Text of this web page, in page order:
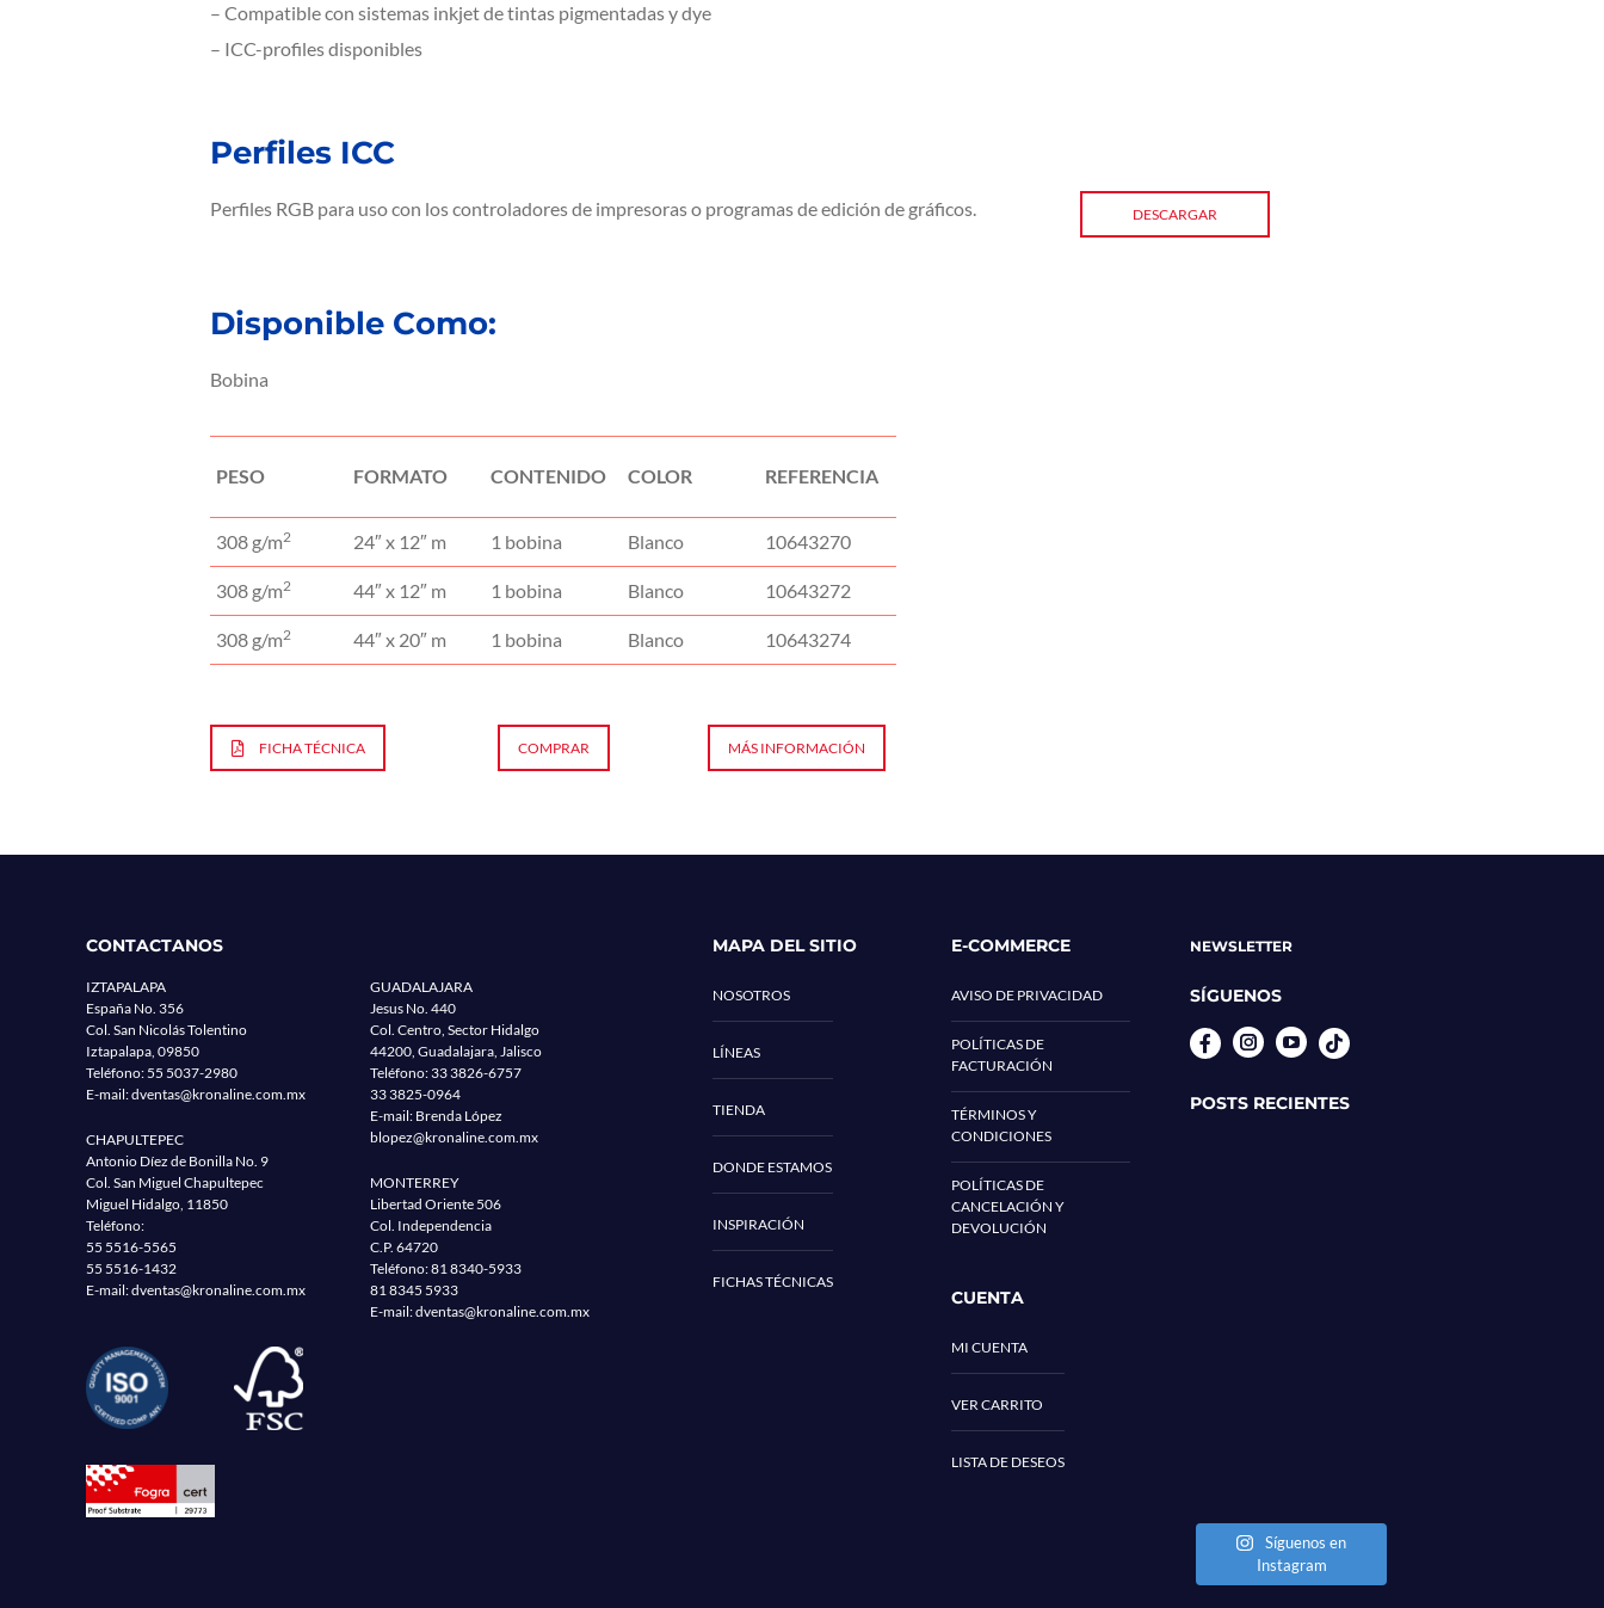
– Compatible con sistemas inkjet de tintas pigmentadas y dye
– ICC-profiles disponibles
Perfiles ICC
Perfiles RGB para uso con los controladores de impresoras o programas de edición de gráficos. DESCARGAR
Disponible Como:
Bobina
PESO FORMATO CONTENIDO COLOR REFERENCIA
308 g/m2 24″ x 12″ m 1 bobina Blanco 10643270
308 g/m2 44″ x 12″ m 1 bobina Blanco 10643272
308 g/m2 44″ x 20″ m 1 bobina Blanco 10643274
FICHA TÉCNICA COMPRAR MÁS INFORMACIÓN
CONTACTANOS
IZTAPALAPA
España No. 356
Col. San Nicolás Tolentino
Iztapalapa, 09850
Teléfono:55 5037-2980
E-mail:dventas@kronaline.com.mx
CHAPULTEPEC
Antonio Díez de Bonilla No. 9
Col. San Miguel Chapultepec
Miguel Hidalgo, 11850
Teléfono:
55 5516-5565
55 5516-1432
E-mail:dventas@kronaline.com.mx
GUADALAJARA
Jesus No. 440
Col. Centro, Sector Hidalgo
44200, Guadalajara, Jalisco
Teléfono: 33 3826-6757
33 3825-0964
E-mail: Brenda López
blopez@kronaline.com.mx
MONTERREY
Libertad Oriente 506
Col. Independencia
C.P. 64720
Teléfono:81 8340-5933
81 8345 5933
E-mail:dventas@kronaline.com.mx
MAPA DEL SITIO
NOSOTROS
LÍNEAS
TIENDA
DONDE ESTAMOS
INSPIRACIÓN
FICHAS TÉCNICAS
E-COMMERCE
AVISO DE PRIVACIDAD
POLÍTICAS DE
FACTURACIÓN
TÉRMINOS Y
CONDICIONES
POLÍTICAS DE
CANCELACIÓN Y
DEVOLUCIÓN
CUENTA
MI CUENTA
VER CARRITO
LISTA DE DESEOS
NEWSLETTER
SÍGUENOS
InstagramYouTube
POSTS RECIENTES
Síguenos en
Instagram